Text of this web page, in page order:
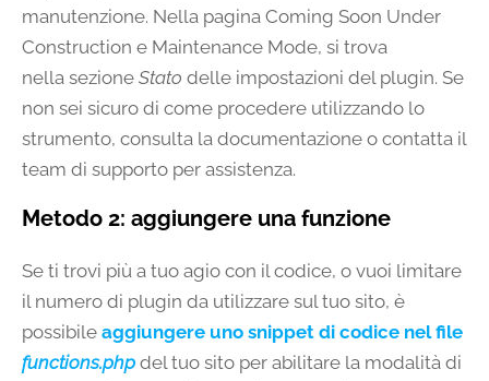
manutenzione. Nella pagina Coming Soon Under
Construction e Maintenance Mode, si trova
nella sezione Stato delle impostazioni del plugin. Se
non sei sicuro di come procedere utilizzando lo
strumento, consulta la documentazione o contatta il
team di supporto per assistenza.
Metodo 2: aggiungere una funzione
Se ti trovi più a tuo agio con il codice, o vuoi limitare
il numero di plugin da utilizzare sul tuo sito, è
possibile aggiungere uno snippet di codice nel file
functions.php del tuo sito per abilitare la modalità di